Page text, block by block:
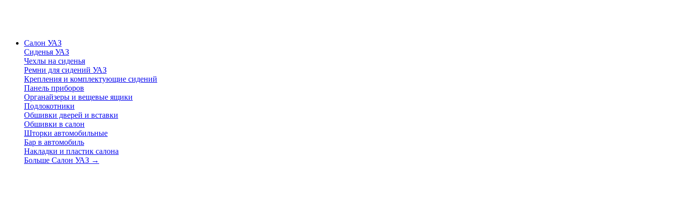
Салон УАЗ
Сиденья УАЗ
Чехлы на сиденья
Ремни для сидений УАЗ
Крепления и комплектующие сидений
Панель приборов
Органайзеры и вещевые ящики
Подлокотники
Обшивки дверей и вставки
Обшивки в салон
Шторки автомобильные
Бар в автомобиль
Накладки и пластик салона
Больше Салон УАЗ →